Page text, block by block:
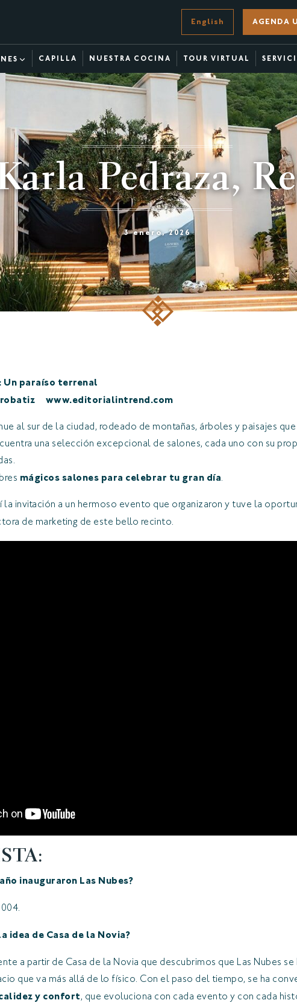
English AGENDA
CAPILLA NUESTRA COCINA TOUR VIRTUAL
Pedraza,
3 enero, 2026
Un paraíso terrenal
www.editorialintrend.com
al sur de la ciudad, rodeado de montañas, árboles y paisajes
una selección excepcional de salones, cada uno con su
mágicos salones para celebrar tu gran día.
la invitación a un hermoso evento que organizaron y tuve la
de marketing de este bello recinto.
inauguraron Las Nubes?
idea de Casa de la Novia?
a partir de Casa de la Novia que descubrimos que Las Nubes
que va más allá de lo físico. Con el paso del tiempo, se ha
y confort , que evoluciona con cada evento y con cada